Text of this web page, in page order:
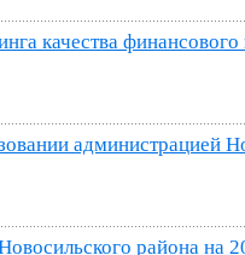
качества
администрацией
района на